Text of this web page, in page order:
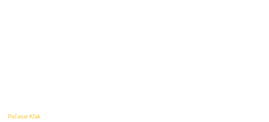
Počasie Kľak